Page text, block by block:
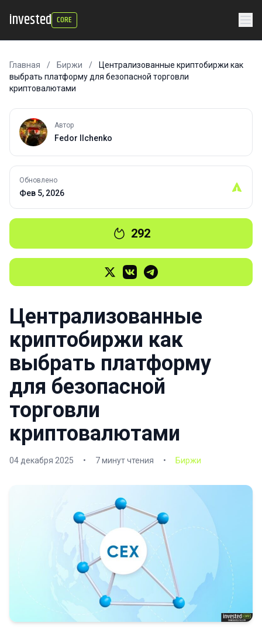
invested CORE
Главная / Биржи /
Централизованные криптобиржи как
выбрать платформу для безопасной торговли
криптовалютами
Автор
Fedor Ilchenko
Обновлено
Фев 5, 2026
292
Централизованные
криптобиржи как
выбрать платформу
для безопасной
торговли
криптовалютами
04 декабря 2025 • 7 минут чтения • Биржи